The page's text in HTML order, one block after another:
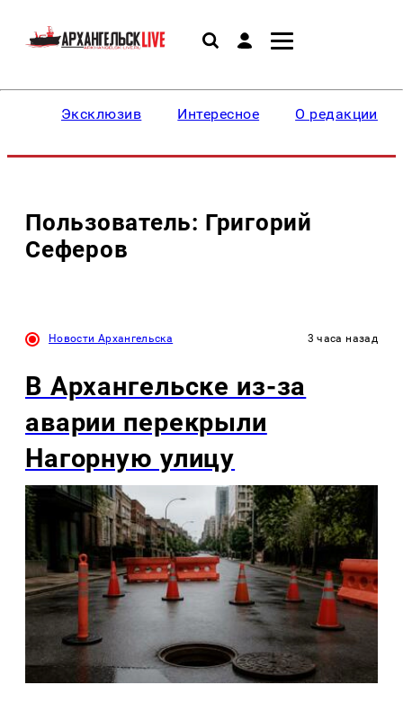
Эксклюзив Интересное О редакции
Пользователь: Григорий
Сеферов
Новости Архангельска 3 часа назад
В Архангельске из-за
аварии перекрыли
Нагорную улицу